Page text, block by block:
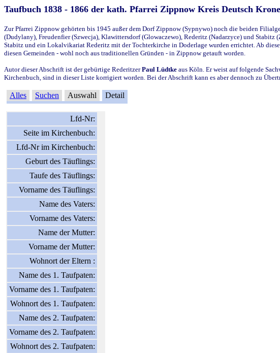
Taufbuch 1838 - 1866 der kath. Pfarrei Zippnow Kreis Deutsch Krone
Zur Pfarrei Zippnow gehörten bis 1945 außer dem Dorf Zippnow (Sypnywo) noch die beiden
(Dudylany), Freudenfier (Szwecja), Klawittersdorf (Glowaczewo), Rederitz (Nadarzyce) und
Stabitz und ein Lokalvikariat Rederitz mit der Tochterkirche in Doderlage wurden errichtet. Ab
diesen Gemeinden - wohl noch aus traditionellen Gründen - in Zippnow getauft worden.
Autor dieser Abschrift ist der gebürtige RederitzerPaul Lüdtke aus Köln. Er weist auf folgende
Kirchenbuch, sind in dieser Liste korrigiert worden. Bei der Abschrift kann es aber dennoch zu
Alles Suchen Auswahl Detail
Lfd-Nr:
Seite im Kirchenbuch:
Lfd-Nr im Kirchenbuch:
Geburt des Täuflings:
Taufe des Täuflings:
Vorname des Täuflings:
Name des Vaters:
Vorname des Vaters:
Name der Mutter:
Vorname der Mutter:
Wohnort der Eltern :
Name des 1. Taufpaten:
Vorname des 1. Taufpaten:
Wohnort des 1. Taufpaten:
Name des 2. Taufpaten:
Vorname des 2. Taufpaten:
Wohnort des 2. Taufpaten: